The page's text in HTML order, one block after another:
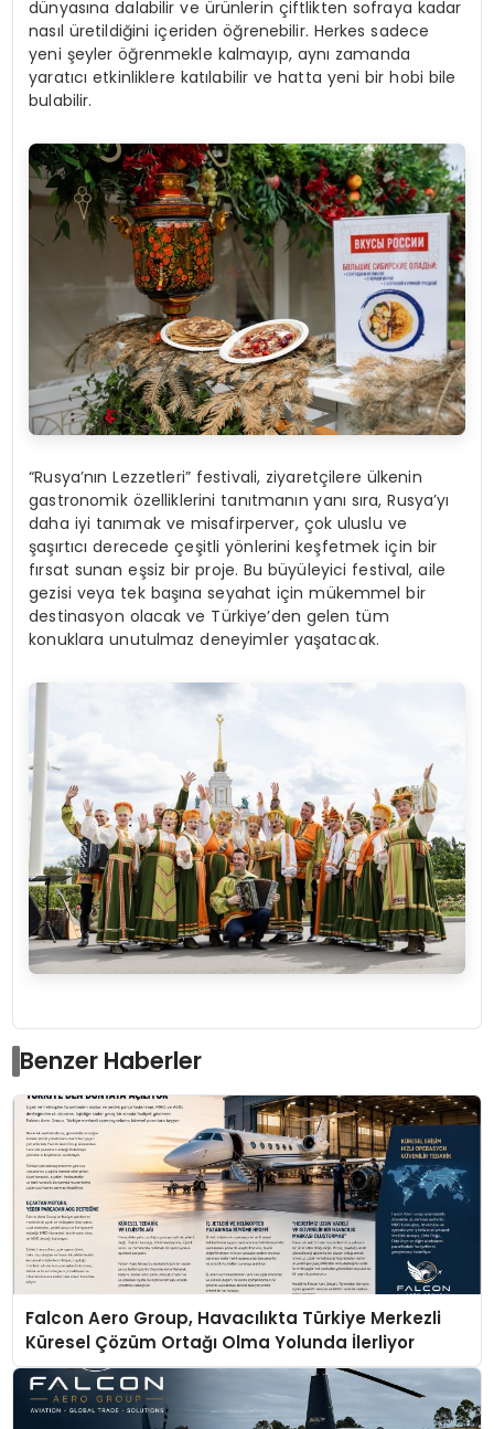
dünyasına dalabilir ve ürünlerin çiftlikten sofraya kadar
nasıl üretildiğini içeriden öğrenebilir. Herkes sadece
yeni şeyler öğrenmekle kalmayıp, aynı zamanda
yaratıcı etkinliklere katılabilir ve hatta yeni bir hobi bile
bulabilir.
“Rusya’nın Lezzetleri” festivali, ziyaretçilere ülkenin
gastronomik özelliklerini tanıtmanın yanı sıra, Rusya’yı
daha iyi tanımak ve misafirperver, çok uluslu ve
şaşırtıcı derecede çeşitli yönlerini keşfetmek için bir
fırsat sunan eşsiz bir proje. Bu büyüleyici festival, aile
gezisi veya tek başına seyahat için mükemmel bir
destinasyon olacak ve Türkiye’den gelen tüm
konuklara unutulmaz deneyimler yaşatacak.
Benzer Haberler
Falcon Aero Group, Havacılıkta Türkiye Merkezli
Küresel Çözüm Ortağı Olma Yolunda İlerliyor